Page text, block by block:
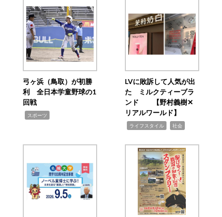
弓ヶ浜（鳥取）が初勝
利 全日本学童野球の1
回戦
スポーツ
LVに敗訴して人気が出
た ミルクティーブラ
ンド 【野村義樹✕
リアルワールド】
ライフスタイル 社会